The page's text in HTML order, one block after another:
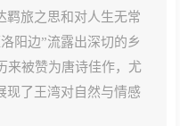
羁旅之思和对人生无常
阳边”流露出深切的乡
来被赞为唐诗佳作，尤
现了王湾对自然与情感